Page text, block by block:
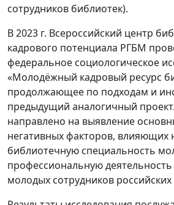
сотрудников библиотек).
В 2023 г. Всероссийский центр
кадрового потенциала РГБМ
федеральное социологическое
«Молодёжный кадровый ресурс
продолжающее по подходам и
предыдущий аналогичный
направлено на выявление
негативных факторов, влияющих
библиотечную специальность
профессиональную
молодых сотрудников